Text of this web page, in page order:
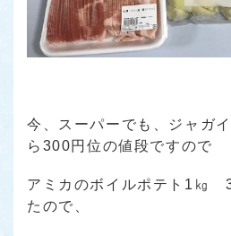
今、スーパーでも、ジャガ
ら300円位の値段ですので
アミカのボイルポテト1㎏
たので、